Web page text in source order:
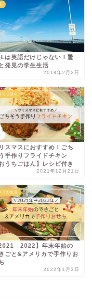
は英語だけじゃない！驚
発見の学生生活
2018年2月2日
ちごはん
スマスにおすすめ！ごち
手作りフライドチキン
おうちごはん】レシピ付き
2021年12月21日
リカ生活
2021→2022】年末年始の
ごと&アメリカで手作りお
2022年1月3日